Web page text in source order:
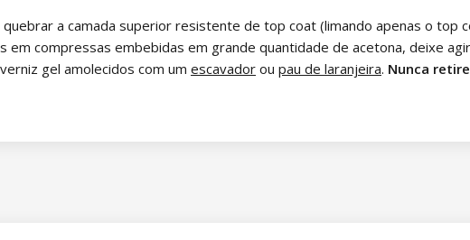
a camada superior resistente de top coat (limando apenas o top
em compressas embebidas em grande quantidade de acetona, deixe
gel amolecidos com um escavador ou pau de laranjeira. Nunca